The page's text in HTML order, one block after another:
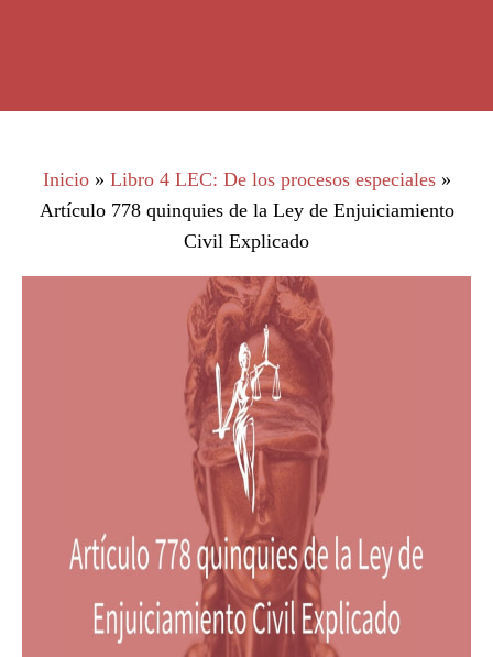
Inicio» Libro 4 LEC: De los procesos especiales»
Artículo 778 quinquies de la Ley de Enjuiciamiento
Civil Explicado